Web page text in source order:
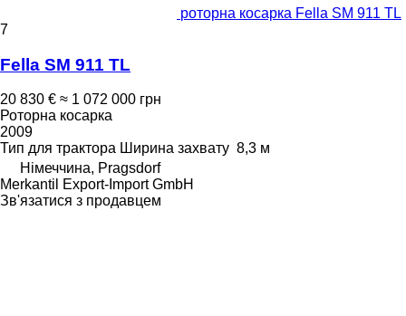
роторна косарка Fella SM 911 TL
7
Fella SM 911 TL
20 830 € ≈ 1 072 000 грн
Роторна косарка
2009
Тип для трактора Ширина захвату 8,3 м
Німеччина, Pragsdorf
Merkantil Export-Import GmbH
Зв'язатися з продавцем